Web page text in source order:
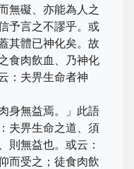
無礙、亦能為人之
予言之不謬乎。或
其體已神化矣。故
食肉飲血、乃神化
：夫畀生命者神
身無益焉。」此語
夫畀生命之道、須
則無益也。或云：
而受之；徒食肉飲